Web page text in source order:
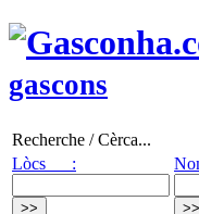
gascons
Recherche / Cèrca...
Lòcs :